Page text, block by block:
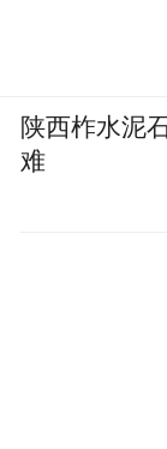
陕西柞水泥
难